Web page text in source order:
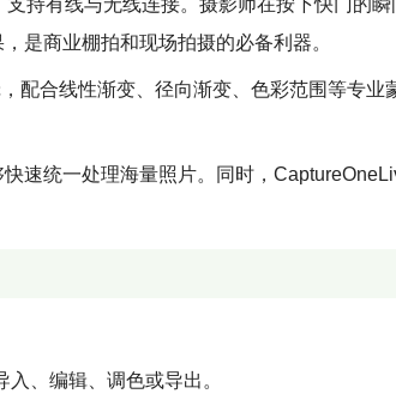
持有线与无线连接。摄影师在按下快门的
是商业棚拍和现场拍摄的必备利器。
配合线性渐变、径向渐变、色彩范围等专业
速统一处理海量照片。同时，
、编辑、调色或导出。